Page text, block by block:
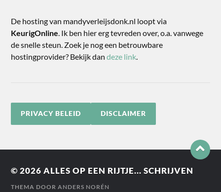
De hosting van mandyverleijsdonk.nl loopt via
KeurigOnline. Ik ben hier erg tevreden over, o.a. vanwege
de snelle steun. Zoek je nog een betrouwbare
hostingprovider? Bekijk dandeze link.
PRIVACY BELEID DISCLAIMER
© 2026ALLES OP EEN RIJTJE... SCHRIJVEN
THEMA DOORANDERS NORÉN